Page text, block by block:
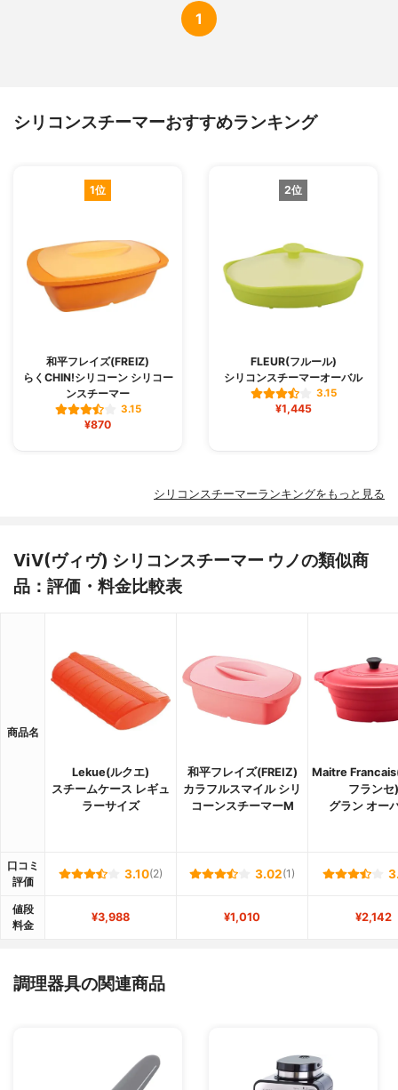
1
シリコンスチーマーおすすめランキング
1位
和平フレイズ(FREIZ)
らくCHIN!シリコーン シリコー
ンスチーマー
3.15
¥870
2位
FLEUR(フルール)
シリコンスチーマーオーバル
3.15
¥1,445
シリコンスチーマーランキングをもっと見る
ViV(ヴィヴ) シリコンスチーマー ウノの類似商
品：評価・料金比較表
商品名
Lekue(ルクエ)
スチームケース レギュ
ラーサイズ
和平フレイズ(FREIZ)
カラフルスマイル シリ
コーンスチーマーM
Maitre
フランセ)
グラン オー
口コミ
評価
3.10(2) 3.02(1)
値段
料金
¥3,988 ¥1,010 ¥2,142
調理器具の関連商品